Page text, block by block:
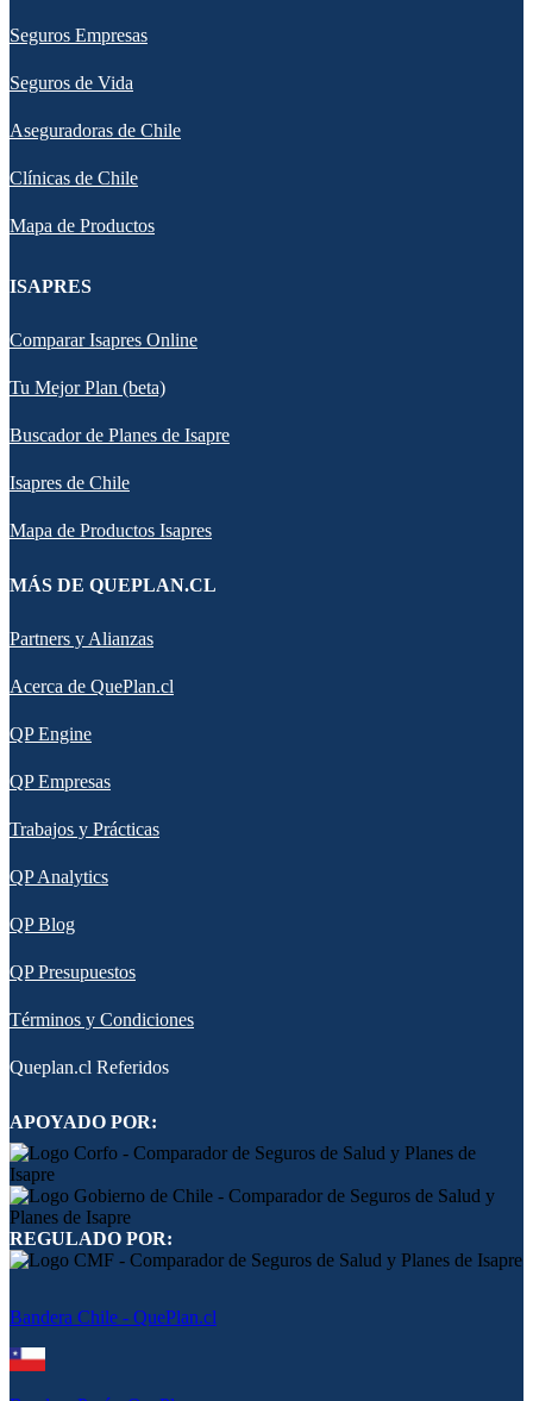
Seguros Empresas
Seguros de Vida
Aseguradoras de Chile
Clínicas de Chile
Mapa de Productos
ISAPRES
Comparar Isapres Online
Tu Mejor Plan (beta)
Buscador de Planes de Isapre
Isapres de Chile
Mapa de Productos Isapres
MÁS DE QUEPLAN.CL
Partners y Alianzas
Acerca de QuePlan.cl
QP Engine
QP Empresas
Trabajos y Prácticas
QP Analytics
QP Blog
QP Presupuestos
Términos y Condiciones
Queplan.cl Referidos
APOYADO POR:
REGULADO POR:
Bandera Chile - QuePlan.cl